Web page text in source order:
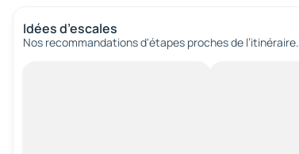
Idées d’escales
Nos recommandations d'étapes proches de l’itinéraire.